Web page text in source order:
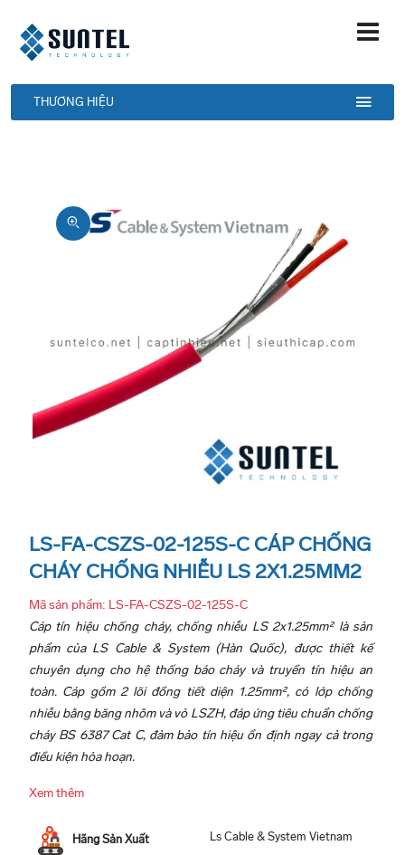
THƯƠNG HIỆU
LS-FA-CSZS-02-125S-C CÁP CHỐNG
CHÁY CHỐNG NHIỄU LS 2X1.25MM2
Mã sản phẩm: LS-FA-CSZS-02-125S-C
Cáp tín hiệu chống cháy, chống nhiễu LS 2x1.25mm² là sản
phẩm của LS Cable & System (Hàn Quốc), được thiết kế
chuyên dụng cho hệ thống báo cháy và truyền tín hiệu an
toàn. Cáp gồm 2 lõi đồng tiết diện 1.25mm², có lớp chống
nhiễu bằng băng nhôm và vỏ LSZH, đáp ứng tiêu chuẩn chống
cháy BS 6387 Cat C, đảm bảo tín hiệu ổn định ngay cả trong
điều kiện hỏa hoạn.
Xem thêm
Hãng Sản Xuất Ls Cable & System Vietnam